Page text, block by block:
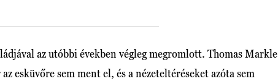
az utóbbi években végleg megromlott. Thomas Markle
esküvőre sem ment el, és a nézeteltéréseket azóta sem